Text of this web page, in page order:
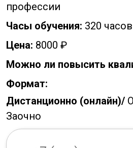
профессии
Часы обучения: 320 часов
Цена: 8000 ₽
Можно ли повысить
Формат:
Дистанционно (онлайн)/
Заочно